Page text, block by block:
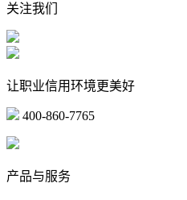
关注我们
让职业信用环境更美好
400-860-7765
产品与服务